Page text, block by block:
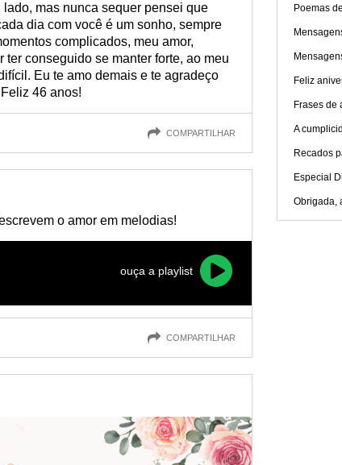
mas nunca sequer pensei que
dia com você é um sonho, sempre
complicados, meu amor,
conseguido se manter forte, ao meu
Eu te amo demais e te agradeço
46 anos!
COMPARTILHAR
o amor em melodias!
ouça a playlist
COMPARTILHAR
Poemas
Feliz
Frases de
A
Recados
Especial
Obrigada,